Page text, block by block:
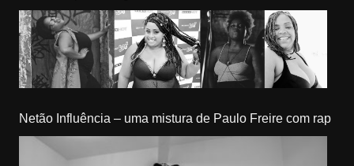
Netão Influência – uma mistura de Paulo Freire com rap